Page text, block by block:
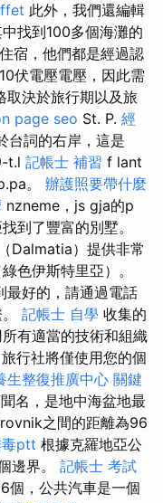
此外，我們還編輯
找到100多個海灘的
宿，他們都是經過認
伏電壓電壓，因此需
取決於旅行期以及旅
page seo St. P. 經
台詞的右岸，這是
t.l 記帳士 補習 f lant
。 辦護照要帶什麼
nzneme，js gja的p
到了豐富的別墅。
Dalmatia）提供非常
色伊斯特里亞）。
最好的，請通過電話
記帳士 自學 收集的
有適當的技術和組織
旅行社將僅使用您的個
生整復推廣中心 關鍵
名，是地中海盆地最
之間的距離為96
毒ptt 根據克羅地亞公
邊界。 記帳士 考試
個，公共汽車是一個